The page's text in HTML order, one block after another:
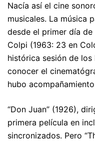
Nacía así el cine
musicales. La música
desde el primer día
Colpi (1963: 23 en
histórica sesión de los
conocer el
hubo
“Don Juan” (1926),
primera película en
sincronizados. Pero